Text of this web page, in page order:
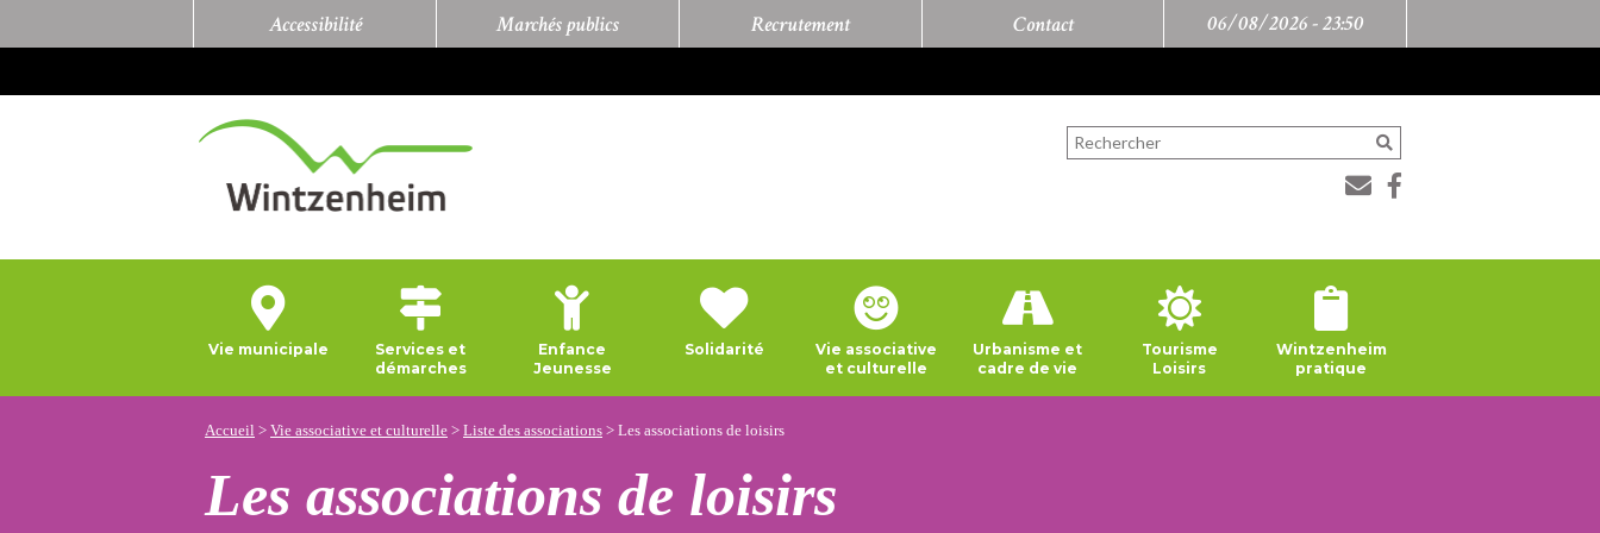
Accessibilité Marchés publics Recrutement Contact 06/08/2026 -23:50
Vie municipale
Services et
démarches
Enfance
Jeunesse
Solidarité
Vie associative
et culturelle
Urbanisme et
cadre de vie
Tourisme
Loisirs
Wintzenheim
pratique
Accueil > Vie associative et culturelle > Liste des associations > Les associations de loisirs
Les associations de loisirs